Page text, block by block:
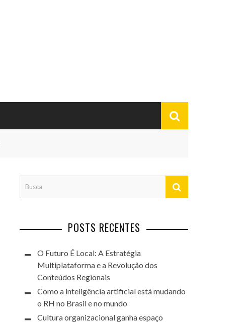
POSTS RECENTES
O Futuro É Local: A Estratégia
Multiplataforma e a Revolução dos
Conteúdos Regionais
Como a inteligência artificial está mudando
o RH no Brasil e no mundo
Cultura organizacional ganha espaço